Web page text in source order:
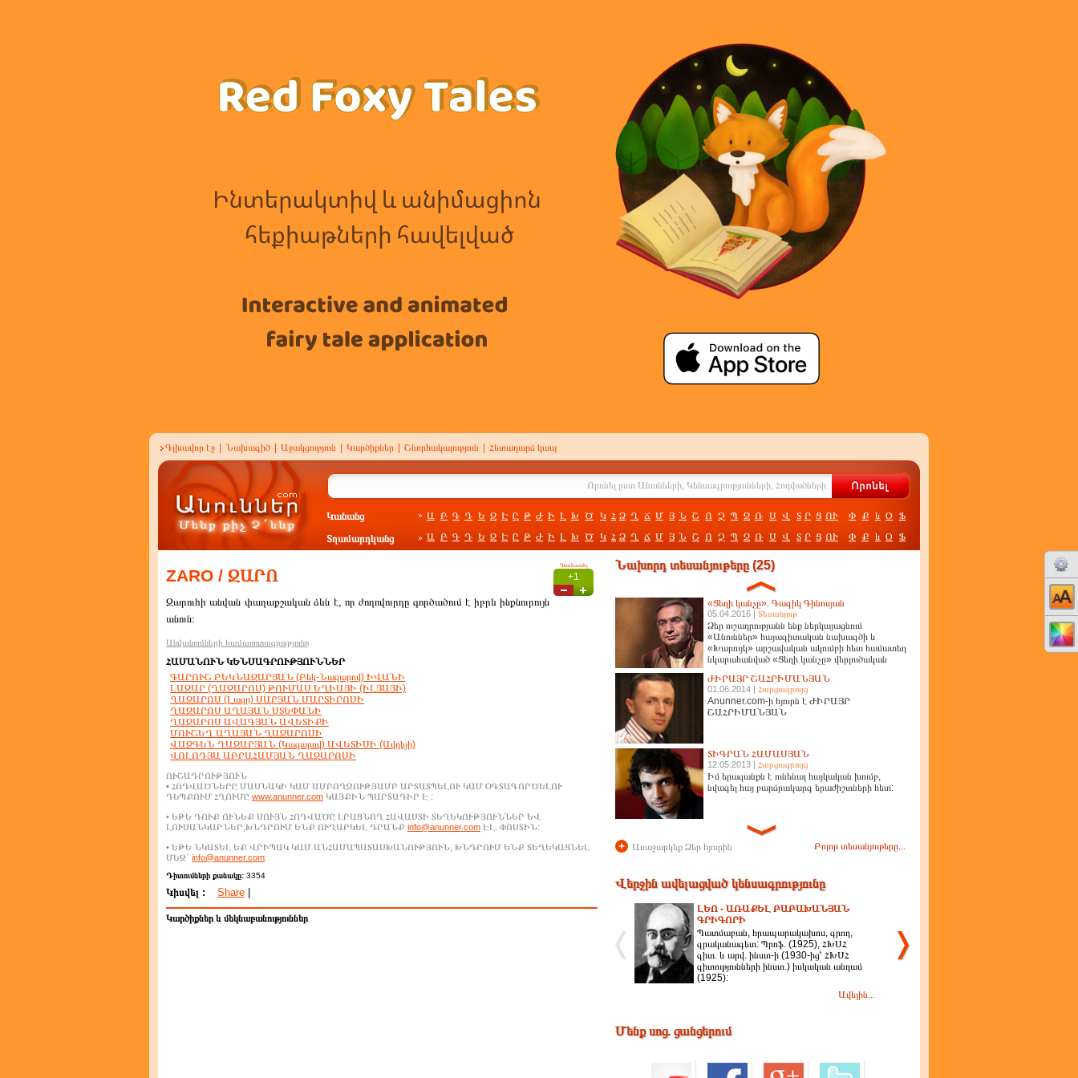
Գլխավոր էջ Նախագիծ Աջակցություն Կարծիքներ Շնորհակալություն Հետադարձ կապ
Կանանց » Ա Բ Գ Դ Ե Զ Է Ը Թ Ժ Ի Լ Խ Ծ Կ Հ Ձ Ղ Ճ Մ Յ Ն Շ Ո Չ Պ Ջ Ռ Ս Վ Տ Ր Ց ՈՒ Փ Ք և Օ Ֆ
Տղամարդկանց » Ա Բ Գ Դ Ե Զ Է Ը Թ Ժ Ի Լ Խ Ծ Կ Հ Ձ Ղ Ճ Մ Յ Ն Շ Ո Չ Պ Ջ Ռ Ս Վ Տ Ր Ց ՈՒ Փ Ք և Օ Ֆ
Գնահատել
+1
ZARO / ԶԱՐՈ
Զարուհի անվան փաղաքշական ձևն է, որ ժողովուրդը գործածում է իբրև ինքնուրույն
անուն։
Անվանումների համառոտագրությունը
ՀԱՄԱՆՈՒՆ ԿԵՆՍԱԳՐՈՒԹՅՈՒՆՆԵՐ
ԳԱՐՈՒՇ ԲԵԿՆԱԶԱՐՅԱՆ (Բեկ-Նազարով) ԻՎԱՆԻ
ԼԱԶԱՐ (ՂԱԶԱՐՈՍ) ԹՈՒՄԱՍ ԵՂԻԱՅԻ (ԻԼՅԱՅԻ)
ՂԱԶԱՐՈՍ (Լազր) ՍԱՐՅԱՆ ՄԱՐՏԻՐՈՍԻ
ՂԱԶԱՐՈՍ ԱՂԱՅԱՆ ՍՏԵՓԱՆԻ
ՂԱԶԱՐՈՍ ԱՎԱԳՅԱՆ ԱՎԵՏԻՔԻ
ՄՈՒՇԵՂ ԱՂԱՅԱՆ ՂԱԶԱՐՈՍԻ
ՎԱԶԳԵՆ ՂԱԶԱՐՅԱՆ (Կազարով) ԱՎԵՏԻՍԻ (Ավդեյի)
ՎՈԼՈԴՅԱ ԱԲՐԱՀԱՄՅԱՆ ՂԱԶԱՐՈՍԻ
ՈՒՇԱԴՐՈՒԹՅՈՒՆ
• ՀՈԴՎԱԾՆԵՐԸ ՄԱՍՆԱԿԻ ԿԱՄ ԱՄԲՈՂՋՈՒԹՅԱՄԲ ԱՐՏԱՏՊԵԼՈՒ ԿԱՄ ՕԳՏԱԳՈՐԾԵԼՈՒ
ԴԵՊՔՈՒՄ ՀՂՈՒՄԸ www.anunner.com ԿԱՅՔԻՆ ՊԱՐՏԱԴԻՐ Է :
• ԵԹԵ ԴՈՒՔ ՈՒՆԵՔ ՍՈՒՅՆ ՀՈԴՎԱԾԸ ԼՐԱՑՆՈՂ ՀԱՎԱՍՏԻ ՏԵՂԵԿՈՒԹՅՈՒՆՆԵՐ ԵՎ
ԼՈՒՍԱՆԿԱՐՆԵՐ,ԽՆԴՐՈՒՄ ԵՆՔ ՈՒՂԱՐԿԵԼ ԴՐԱՆՔ info@anunner.com ԷԼ. ՓՈՍՏԻՆ:
• ԵԹԵ ՆԿԱՏԵԼ ԵՔ ՎՐԻՊԱԿ ԿԱՄ ԱՆՀԱՄԱՊԱՏԱՍԽԱՆՈՒԹՅՈՒՆ, ԽՆԴՐՈՒՄ ԵՆՔ ՏԵՂԵԿԱՑՆԵԼ
ՄԵԶ` info@anunner.com:
Դիտումների քանակը: 3354
Կիսվել : Share
Կարծիքներ և մեկնաբանություններ
Նախորդ տեսանյութերը (25)
«Ցեղի կանչը». Գագիկ Գինոսյան
05.04.2016 | Տեսանյութ
Ձեր ուշադրությանն ենք ներկայացնում
«Անուններ» հայագիտական նախագծի և
«Խարույկ» արշավական ակումբի հետ համատեղ
նկարահանված «Ցեղի կանչը» վերլուծական
ԺԻՐԱՅՐ ՇԱՀՐԻՄԱՆՅԱՆ
01.06.2014 | Հարցազրույց
Anunner.com-ի հյուրն է ԺԻՐԱՅՐ
ՇԱՀՐԻՄԱՆՅԱՆ
ՏԻԳՐԱՆ ՀԱՄԱՍՅԱՆ
12.05.2013 | Հարցազրույց
Իմ երազանքն է ունենալ հայկական խումբ,
նվագել հայ բարձրակարգ երաժիշտների հետ:
+ Առաջարկեք Ձեր հյուրին Բոլոր տեսանյութերը...
Վերջին ավելացված կենսագրությունը
ԼԵՈ - ԱՌԱՔԵԼ ԲԱԲԱԽԱՆՅԱՆ
ԳՐԻԳՈՐԻ
Պատմաբան, հրապարակախոս, գրող,
գրականագետ: Պրոֆ. (1925), ՀԽՍՀ
գիտ. և արվ. ինստ-ի (1930-ից՝ ՀԽՍՀ
գիտությունների ինստ.) իսկական անդամ
(1925):
Ավելին...
Մենք սոց. ցանցերում